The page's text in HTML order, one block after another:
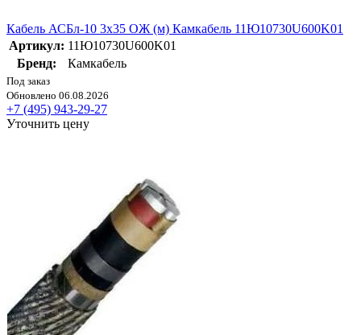
Кабель АСБл-10 3х35 ОЖ (м) Камкабель 11Ю10730U600K01
Артикул: 11Ю10730U600K01
Бренд:
Камкабель
Под заказ
Обновлено 06.08.2026
+7 (495) 943-29-27
Уточнить цену